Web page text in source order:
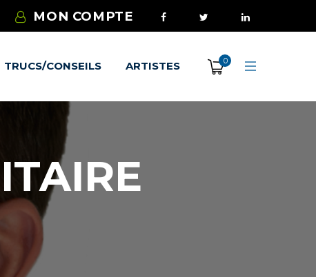
MON COMPTE
TRUCS/CONSEILS ARTISTES 0